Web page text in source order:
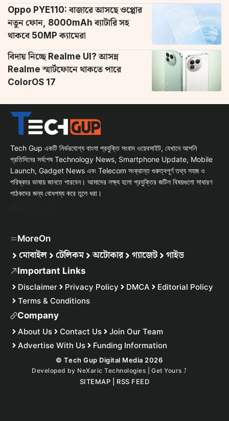
Oppo PYE110: বাজারে আসছে ওপ্পোর
নতুন ফোন, 8000mAh ব্যাটারি সহ
থাকবে 50MP ক্যামেরা
বিদায় নিচ্ছে Realme UI? আসন্ন
Realme স্মার্টফোনে থাকতে পারে
ColorOS 17
Tech Gup একটি নির্ভরযোগ্য বাংলা প্রযুক্তি সংবাদ ওয়েবসাইট, যেখানে আপনি
প্রতিদিনের সর্বশেষ Technology News, Smartphone Update, Mobile
Launch, Gadget News এবং Telecom সংক্রান্ত গুরুত্বপূর্ণ তথ্য সহজ ও
পরিষ্কার ভাষায় জানতে পারবেন। আমাদের লক্ষ্য হলো প্রযুক্তির জটিল বিষয়গুলো সাধারণ
পাঠকদের জন্য বোধগম্য করে তুলে ধরা।
MoreOn
মোবাইল টেলিকম অটোকার গ্যাজেট গাইড
Important Links
Disclaimer Privacy Policy DMCA
Editorial Policy
Terms & Conditions
Company
About Us Contact Us
Join Our Team
Advertise With Us
Funding Information
© Tech Gup Digital Media 2026
Developed by NeXaric Technologies | Get Yours ⤴︎
SITEMAP RSS FEED